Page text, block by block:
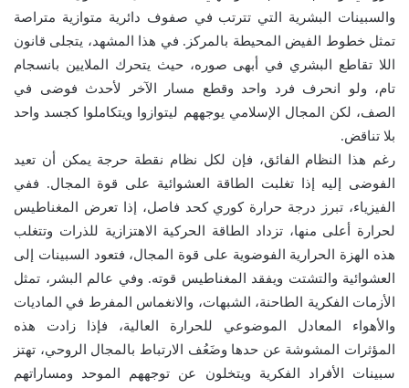
والسبينات البشرية التي تترتب في صفوف دائرية متوازية متراصة
تمثل خطوط الفيض المحيطة بالمركز. في هذا المشهد، يتجلى قانون
اللا تقاطع البشري في أبهى صوره، حيث يتحرك الملايين بانسجام
تام، ولو انحرف فرد واحد وقطع مسار الآخر لأحدث فوضى في
الصف، لكن المجال الإسلامي يوجههم ليتوازوا ويتكاملوا كجسد واحد
بلا تناقض.
رغم هذا النظام الفائق، فإن لكل نظام نقطة حرجة يمكن أن تعيد
الفوضى إليه إذا تغلبت الطاقة العشوائية على قوة المجال. ففي
الفيزياء، تبرز درجة حرارة كوري كحد فاصل، إذا تعرض المغناطيس
لحرارة أعلى منها، تزداد الطاقة الحركية الاهتزازية للذرات وتتغلب
هذه الهزة الحرارية الفوضوية على قوة المجال، فتعود السبينات إلى
العشوائية والتشتت ويفقد المغناطيس قوته. وفي عالم البشر، تمثل
الأزمات الفكرية الطاحنة، الشبهات، والانغماس المفرط في الماديات
والأهواء المعادل الموضوعي للحرارة العالية، فإذا زادت هذه
المؤثرات المشوشة عن حدها وضَعُف الارتباط بالمجال الروحي، تهتز
سبينات الأفراد الفكرية ويتخلون عن توجههم الموحد ومساراتهم